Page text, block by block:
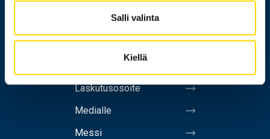
Salli valinta
Kiellä
Henkilöhaku
Laskutusosoite
Medialle
Messi